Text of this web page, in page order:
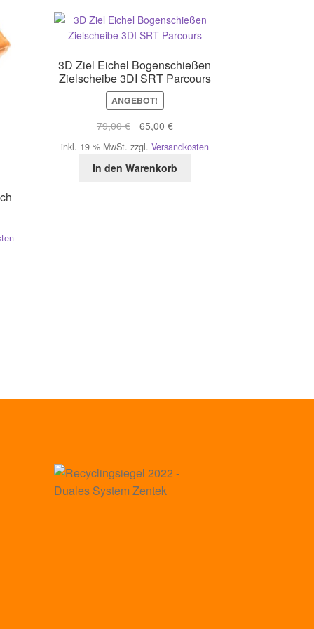
3D Ziel Eichel Bogenschießen
Zielscheibe 3DI SRT Parcours
ANGEBOT!
79,00€
Ursprünglicher
Preis
war:
79,00 €
65,00 €Aktueller
Preis
65,00 €.
inkl. 19 % MwSt. zzgl. Versandkosten
In den Warenkorb